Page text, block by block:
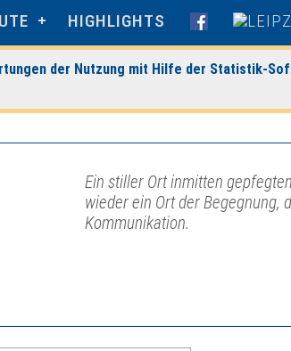
HIGHLIGHTS
der Nutzung mit Hilfe der Statistik-
Ein stiller Ort inmitten
wieder ein Ort der Begegnung,
Kommunikation.